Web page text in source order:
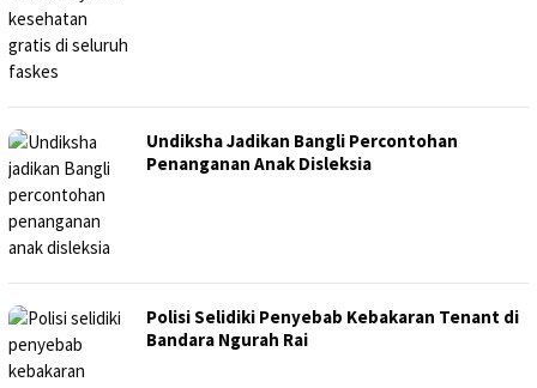
Undiksha Jadikan Bangli Percontohan
Penanganan Anak Disleksia
Polisi Selidiki Penyebab Kebakaran Tenant di
Bandara Ngurah Rai